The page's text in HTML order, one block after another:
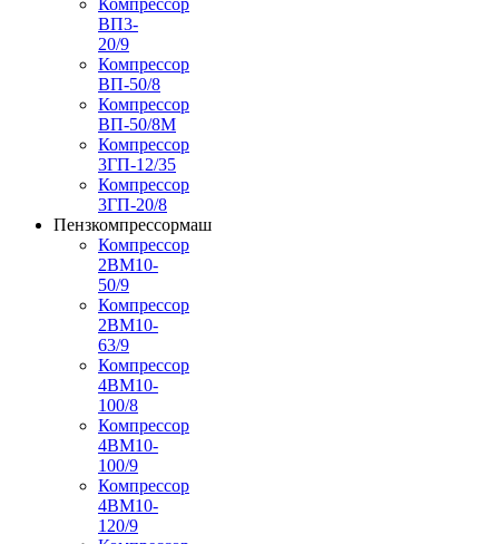
Компрессор
ВП3-
20/9
Компрессор
ВП-50/8
Компрессор
ВП-50/8М
Компрессор
3ГП-12/35
Компрессор
3ГП-20/8
Пензкомпрессормаш
Компрессор
2ВМ10-
50/9
Компрессор
2ВМ10-
63/9
Компрессор
4ВМ10-
100/8
Компрессор
4ВМ10-
100/9
Компрессор
4ВМ10-
120/9